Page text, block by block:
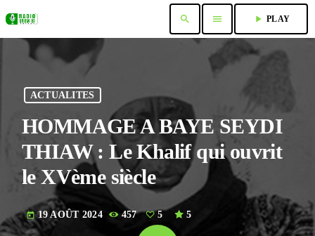
search menu play_arrow PLAY
ACTUALITES
HOMMAGE A BAYE SEYDI
THIAW : Le Khalif qui ouvrit
le XVème siècle
today 19 AOÛT 2024 457 5 5